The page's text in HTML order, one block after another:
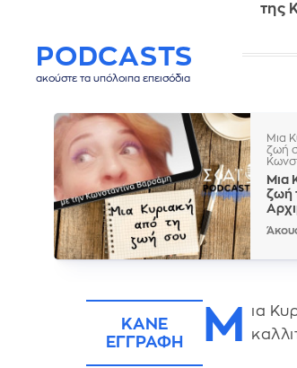
της
PODCASTS
ακούστε τα υπόλοιπα επεισόδια
Μια
ζωή
Μια
ζωή
ΚΑΝΕ
ΕΓΓΡΑΦΗ
Μ
ια